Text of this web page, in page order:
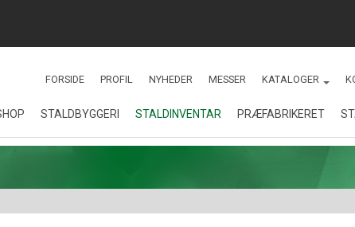
FORSIDE PROFIL NYHEDER MESSER KATALOGER
STALDBYGGERI STALDINVENTAR
Fodringsanlæg
PRÆFABRIKERET